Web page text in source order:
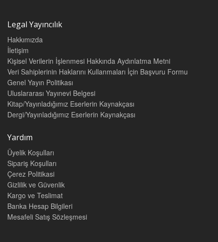
Legal Yayıncılık
Hakkımızda
İletişim
Kişisel Verilerin İşlenmesi Hakkında Aydınlatma Metni
Veri Sahiplerinin Haklarını Kullanmaları İçin Başvuru Formu
Genel Yayın Politikası
Uluslararası Yayınevi Belgesi
Kitap/Yayınladığımız Eserlerin Kaynakçası
Dergi/Yayınladığımız Eserlerin Kaynakçası
Yardım
Üyelik Koşulları
Sipariş Koşulları
Çerez Politikasi
Gizlilik ve Güvenlik
Kargo ve Teslimat
Banka Hesap Bilgileri
Mesafeli Satış Sözleşmesi